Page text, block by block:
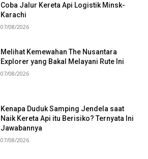
Coba Jalur Kereta Api Logistik Minsk-
Karachi
07/08/2026
Melihat Kemewahan The Nusantara
Explorer yang Bakal Melayani Rute Ini
07/08/2026
Kenapa Duduk Samping Jendela saat
Naik Kereta Api itu Berisiko? Ternyata Ini
Jawabannya
07/08/2026